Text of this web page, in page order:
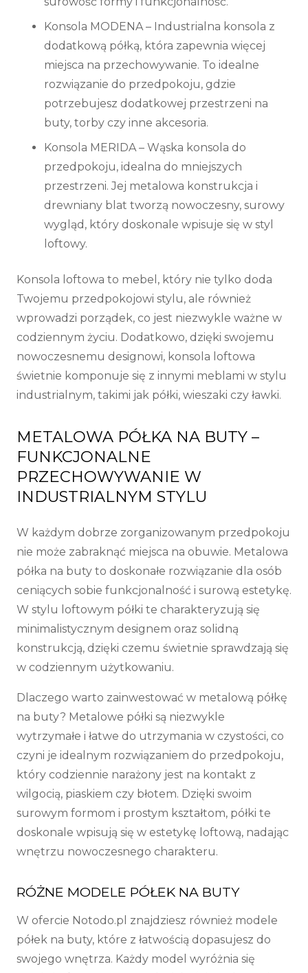
Konsola MODENA– Industrialna konsola z
dodatkową półką, która zapewnia więcej
miejsca na przechowywanie. To idealne
rozwiązanie do przedpokoju, gdzie
potrzebujesz dodatkowej przestrzeni na
buty, torby czy inne akcesoria.
Konsola MERIDA– Wąska konsola do
przedpokoju, idealna do mniejszych
przestrzeni. Jej metalowa konstrukcja i
drewniany blat tworzą nowoczesny, surowy
wygląd, który doskonale wpisuje się w styl
loftowy.
Konsola loftowa to mebel, który nie tylko doda
Twojemu przedpokojowi stylu, ale również
wprowadzi porządek, co jest niezwykle ważne w
codziennym życiu. Dodatkowo, dzięki swojemu
nowoczesnemu designowi, konsola loftowa
świetnie komponuje się z innymi meblami w stylu
industrialnym, takimi jak półki, wieszaki czy ławki.
METALOWA PÓŁKA NA BUTY –
FUNKCJONALNE
PRZECHOWYWANIE W
INDUSTRIALNYM STYLU
W każdym dobrze zorganizowanym przedpokoju
nie może zabraknąć miejsca na obuwie. Metalowa
półka na buty to doskonałe rozwiązanie dla osób
ceniących sobie funkcjonalność i surową estetykę.
W stylu loftowym półki te charakteryzują się
minimalistycznym designem oraz solidną
konstrukcją, dzięki czemu świetnie sprawdzają się
w codziennym użytkowaniu.
Dlaczego warto zainwestować w metalową półkę
na buty? Metalowe półki są niezwykle
wytrzymałe i łatwe do utrzymania w czystości, co
czyni je idealnym rozwiązaniem do przedpokoju,
który codziennie narażony jest na kontakt z
wilgocią, piaskiem czy błotem. Dzięki swoim
surowym formom i prostym kształtom, półki te
doskonale wpisują się w estetykę loftową, nadając
wnętrzu nowoczesnego charakteru.
RÓŻNE MODELE PÓŁEK NA BUTY
W ofercie Notodo.pl znajdziesz również modele
półek na buty, które z łatwością dopasujesz do
swojego wnętrza. Każdy model wyróżnia się